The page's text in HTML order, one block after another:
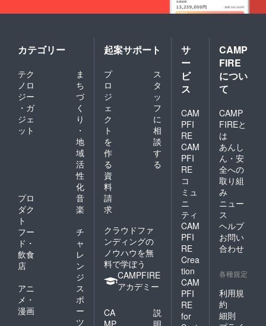
カテゴリー
テク
ノロ
ジー
・ガ
ジェ
ット
ま
ち
づ
く
り
・
地
域
活
性
化
プロ
ダク
ト
音
楽
フー
ド・
飲食
店
チ
ャ
レ
ン
ジ
アニ
メ・
漫画
ス
ポ
ー
ツ
起案サポート
プ
ロ
ジ
ェ
ク
ト
を
作
る
ス
タ
ッ
フ
に
相
談
す
る
資
料
請
求
クラウドファ
ンディングの
ノウハウを無
料で学ぼう
CAMPFIRE
アカデミー
CA
MP
説
明
サ
ー
ビ
ス
CAM
PFI
RE
CAM
PFI
RE
コ
ミュ
ニ
ティ
CAM
PFI
RE
Crea
tion
CAM
PFI
RE
for
CAMP
FIRE
につい
て
CAMP
FIREと
は
あんし
ん・安
全への
取り組
み
ニュー
ス
ヘルプ
お問い
合わせ
各種規定
利用規
約
細則